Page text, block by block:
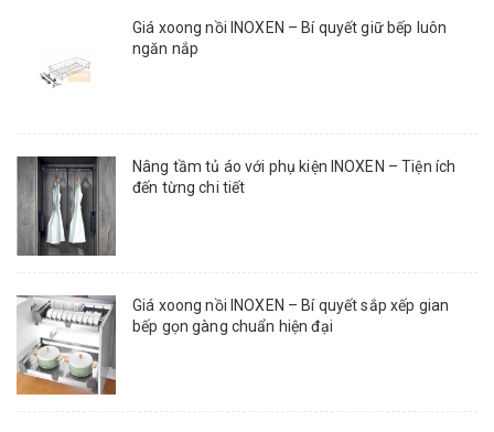
Giá xoong nồi INOXEN – Bí quyết giữ bếp luôn
ngăn nắp
Nâng tầm tủ áo với phụ kiện INOXEN – Tiện ích
đến từng chi tiết
Giá xoong nồi INOXEN – Bí quyết sắp xếp gian
bếp gọn gàng chuẩn hiện đại